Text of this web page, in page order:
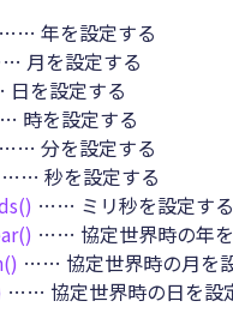
…… 年を設定する
月を設定する
を設定する
時を設定する
…… 分を設定する
…… 秒を設定する
…… ミリ秒を設定する
…… 協定世界時の年
…… 協定世界時の月を
…… 協定世界時の日を設